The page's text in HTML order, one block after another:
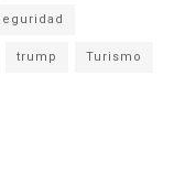
trump Turismo